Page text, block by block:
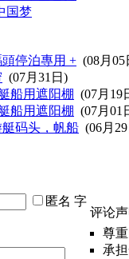
国梦
停泊專用 + (08月05
(07月31日)
船用遮阳棚 (07月19
船用遮阳棚 (07月01
码头，帆船 (06月
匿名 字
评论
尊
承